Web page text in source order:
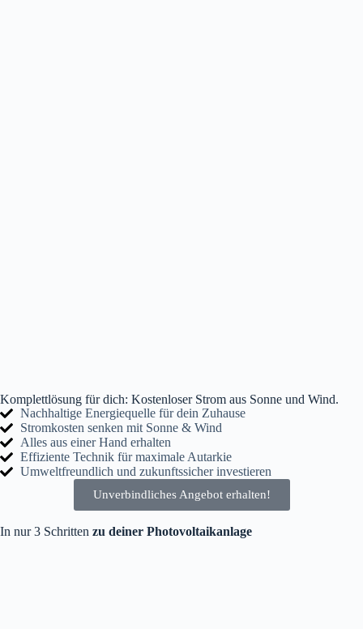
Komplettlösung für dich: Kostenloser Strom aus Sonne und Wind.
Nachhaltige Energiequelle für dein Zuhause
Stromkosten senken mit Sonne & Wind
Alles aus einer Hand erhalten
Effiziente Technik für maximale Autarkie
Umweltfreundlich und zukunftssicher investieren
Unverbindliches Angebot erhalten!
In nur 3 Schritten zu deiner Photovoltaikanlage